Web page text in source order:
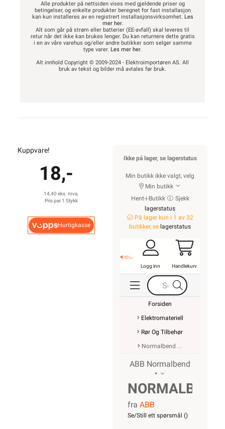
Alle produkter på nettsiden vises med gjeldende priser og
betingelser, og enkelte produkter beregnet for fast installasjon
kan kun installeres av en registrert installasjonsvirksomhet. Les
mer her.
Alt som går på strøm eller batterier (EE-avfall) skal leveres til
retur når det ikke kan brukes lenger. Du kan returnere dette gratis
i en av våre varehus og/eller andre butikker som selger samme
type varer. Les mer her.
Alt innhold Copyright © 2009-2024 - Elektroimportøren AS. All
bruk av tekst og bilder må avtales før bruk.
Kuppvare!
18,-
14,40 eks. mva.
Pris per 1 Stykk
Hurtigkasse
Ikke på lager, se lagerstatus
Min butikk ikke valgt, velg
Min butikk
Hent-i-Butikk
Sjekk
lagerstatus
På lager kun i 1 av 32
butikker, se lagerstatus
Logg inn Handlekurv
Forsiden
Elektromateriell
Rør Og Tilbehør
Normalbend
ABB Normalbend
•
NORMALBEND
VPS
fra ABB
Se/Still ett spørsmål ()